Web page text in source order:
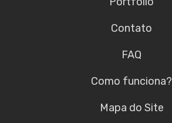
Contato
FAQ
Como funciona?
Mapa do Site